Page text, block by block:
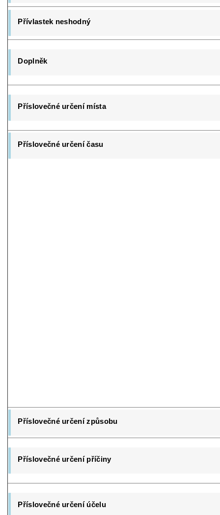
Přívlastek neshodný
Doplněk
Příslovečné určení místa
Příslovečné určení času
Příslovečné určení způsobu
Příslovečné určení příčiny
Příslovečné určení účelu